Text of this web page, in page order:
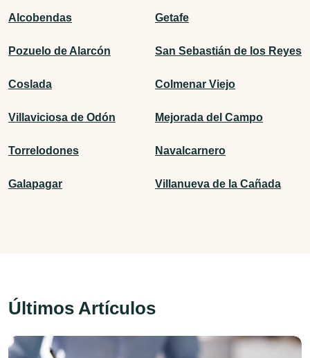
Alcobendas Getafe
Pozuelo de Alarcón San Sebastián de los Reyes
Coslada Colmenar Viejo
Villaviciosa de Odón Mejorada del Campo
Torrelodones Navalcarnero
Galapagar Villanueva de la Cañada
Últimos Artículos